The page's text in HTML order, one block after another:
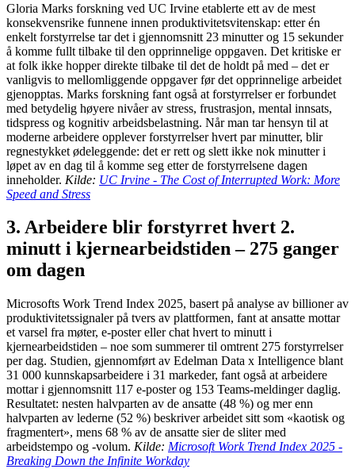
Gloria Marks forskning ved UC Irvine etablerte ett av de mest
konsekvensrike funnene innen produktivitetsvitenskap: etter én
enkelt forstyrrelse tar det i gjennomsnitt 23 minutter og 15 sekunder
å komme fullt tilbake til den opprinnelige oppgaven. Det kritiske er
at folk ikke hopper direkte tilbake til det de holdt på med – det er
vanligvis to mellomliggende oppgaver før det opprinnelige arbeidet
gjenopptas. Marks forskning fant også at forstyrrelser er forbundet
med betydelig høyere nivåer av stress, frustrasjon, mental innsats,
tidspress og kognitiv arbeidsbelastning. Når man tar hensyn til at
moderne arbeidere opplever forstyrrelser hvert par minutter, blir
regnestykket ødeleggende: det er rett og slett ikke nok minutter i
løpet av en dag til å komme seg etter de forstyrrelsene dagen
inneholder. Kilde: UC Irvine - The Cost of Interrupted Work: More
Speed and Stress
3. Arbeidere blir forstyrret hvert 2.
minutt i kjernearbeidstiden – 275 ganger
om dagen
Microsofts Work Trend Index 2025, basert på analyse av billioner av
produktivitetssignaler på tvers av plattformen, fant at ansatte mottar
et varsel fra møter, e-poster eller chat hvert to minutt i
kjernearbeidstiden – noe som summerer til omtrent 275 forstyrrelser
per dag. Studien, gjennomført av Edelman Data x Intelligence blant
31 000 kunnskapsarbeidere i 31 markeder, fant også at arbeidere
mottar i gjennomsnitt 117 e-poster og 153 Teams-meldinger daglig.
Resultatet: nesten halvparten av de ansatte (48 %) og mer enn
halvparten av lederne (52 %) beskriver arbeidet sitt som «kaotisk og
fragmentert», mens 68 % av de ansatte sier de sliter med
arbeidstempo og -volum. Kilde: Microsoft Work Trend Index 2025 -
Breaking Down the Infinite Workday